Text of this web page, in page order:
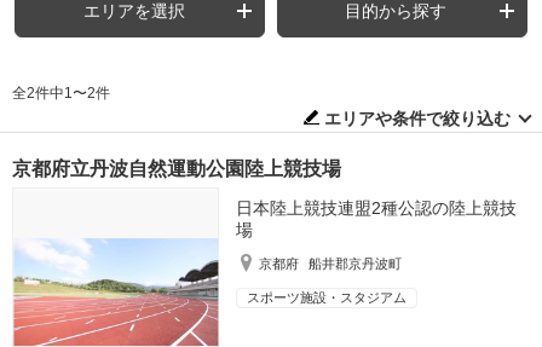
エリアを選択 目的から探す
全2件中1〜2件
エリアや条件で絞り込む
京都府立丹波自然運動公園陸上競技場
日本陸上競技連盟2種公認の陸上競技
場
京都府 船井郡京丹波町
スポーツ施設・スタジアム